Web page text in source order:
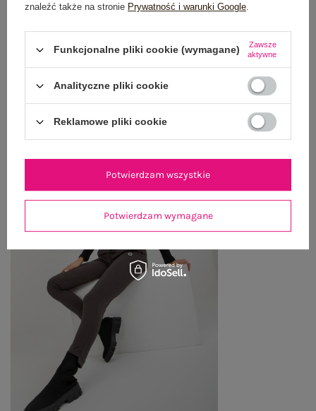
WYSYŁKA I DOSTAWA
OSTATNIO OGLĄDANE
Zobacz wszystko
znaleźć także na stronie Prywatność i warunki Google.
Funkcjonalne pliki cookie (wymagane)
Zawsze
aktywne
Analityczne pliki cookie
Reklamowe pliki cookie
Potwierdzam wymagane
Potwierdzam wszystkie